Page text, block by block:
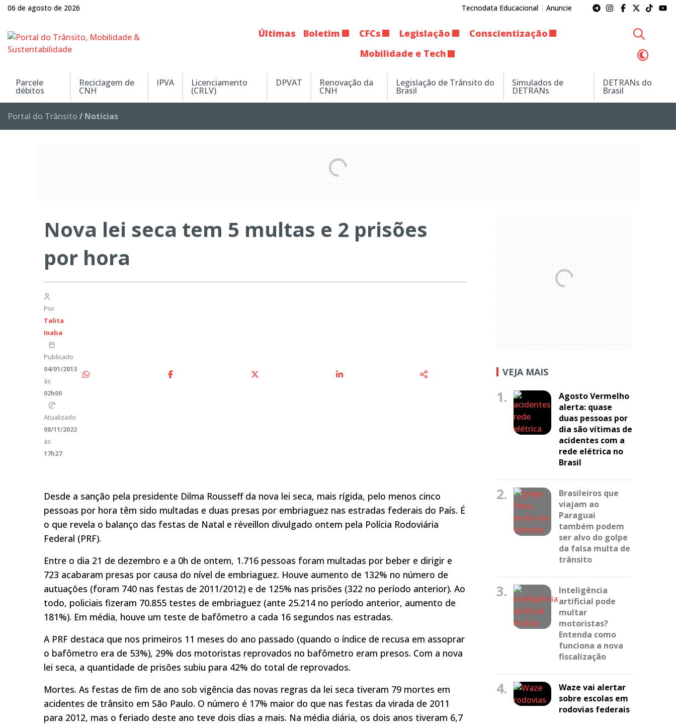
06 de agosto de 2026 Tecnodata Educacional Anuncie
Últimas Boletim CFCs Legislação
Conscientização
Mobilidade e Tech
Parcele
débitos
Reciclagem de
CNH
IPVA Licenciamento
(CRLV)
DPVAT Renovação da
CNH
Legislação de Trânsito do
Brasil
Simulados de
DETRANs
DETRANs do
Brasil
Portal do Trânsito / Notícias
Nova lei seca tem 5 multas e 2 prisões
por hora
Por
Talita
Inaba
Publicado
04/01/2013
às
02h00
Atualizado
08/11/2022
às
17h27
Desde a sanção pela presidente Dilma Rousseff da nova lei seca, mais rígida, pelo menos cinco
pessoas por hora têm sido multadas e duas presas por embriaguez nas estradas federais do País. É
o que revela o balanço das festas de Natal e réveillon divulgado ontem pela Polícia Rodoviária
Federal (PRF).
Entre o dia 21 de dezembro e a 0h de ontem, 1.716 pessoas foram multadas por beber e dirigir e
723 acabaram presas por causa do nível de embriaguez. Houve aumento de 132% no número de
autuações (foram 740 nas festas de 2011/2012) e de 125% nas prisões (322 no período anterior). Ao
todo, policiais fizeram 70.855 testes de embriaguez (ante 25.214 no período anterior, aumento de
181%). Em média, houve um teste de bafômetro a cada 16 segundos nas estradas.
A PRF destaca que nos primeiros 11 meses do ano passado (quando o índice de recusa em assoprar
o bafômetro era de 53%), 29% dos motoristas reprovados no bafômetro eram presos. Com a nova
lei seca, a quantidade de prisões subiu para 42% do total de reprovados.
Mortes. As festas de fim de ano sob vigência das novas regras da lei seca tiveram 79 mortes em
acidentes de trânsito em São Paulo. O número é 17% maior do que nas festas da virada de 2011
para 2012, mas o feriado deste ano teve dois dias a mais. Na média diária, os dois anos tiveram 6,7
VEJA MAIS
1.
Agosto Vermelho
alerta: quase
duas pessoas por
dia são vítimas de
acidentes com a
rede elétrica no
Brasil
2.
Brasileiros que
viajam ao
Paraguai
também podem
ser alvo do golpe
da falsa multa de
trânsito
3.
Inteligência
artificial pode
multar
motoristas?
Entenda como
funciona a nova
fiscalização
4.
Waze vai alertar
sobre escolas em
rodovias federais